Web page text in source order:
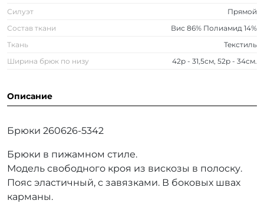
Силуэт
Прямой
Состав ткани
Вис 86% Полиамид 14%
Ткань
Текстиль
Ширина брюк по низу
42р - 31,5см, 52р - 34см.
Описание
Брюки 260626-5342
Брюки в пижамном стиле.
Модель свободного кроя из вискозы в полоску.
Пояс эластичный, с завязками. В боковых швах
карманы.